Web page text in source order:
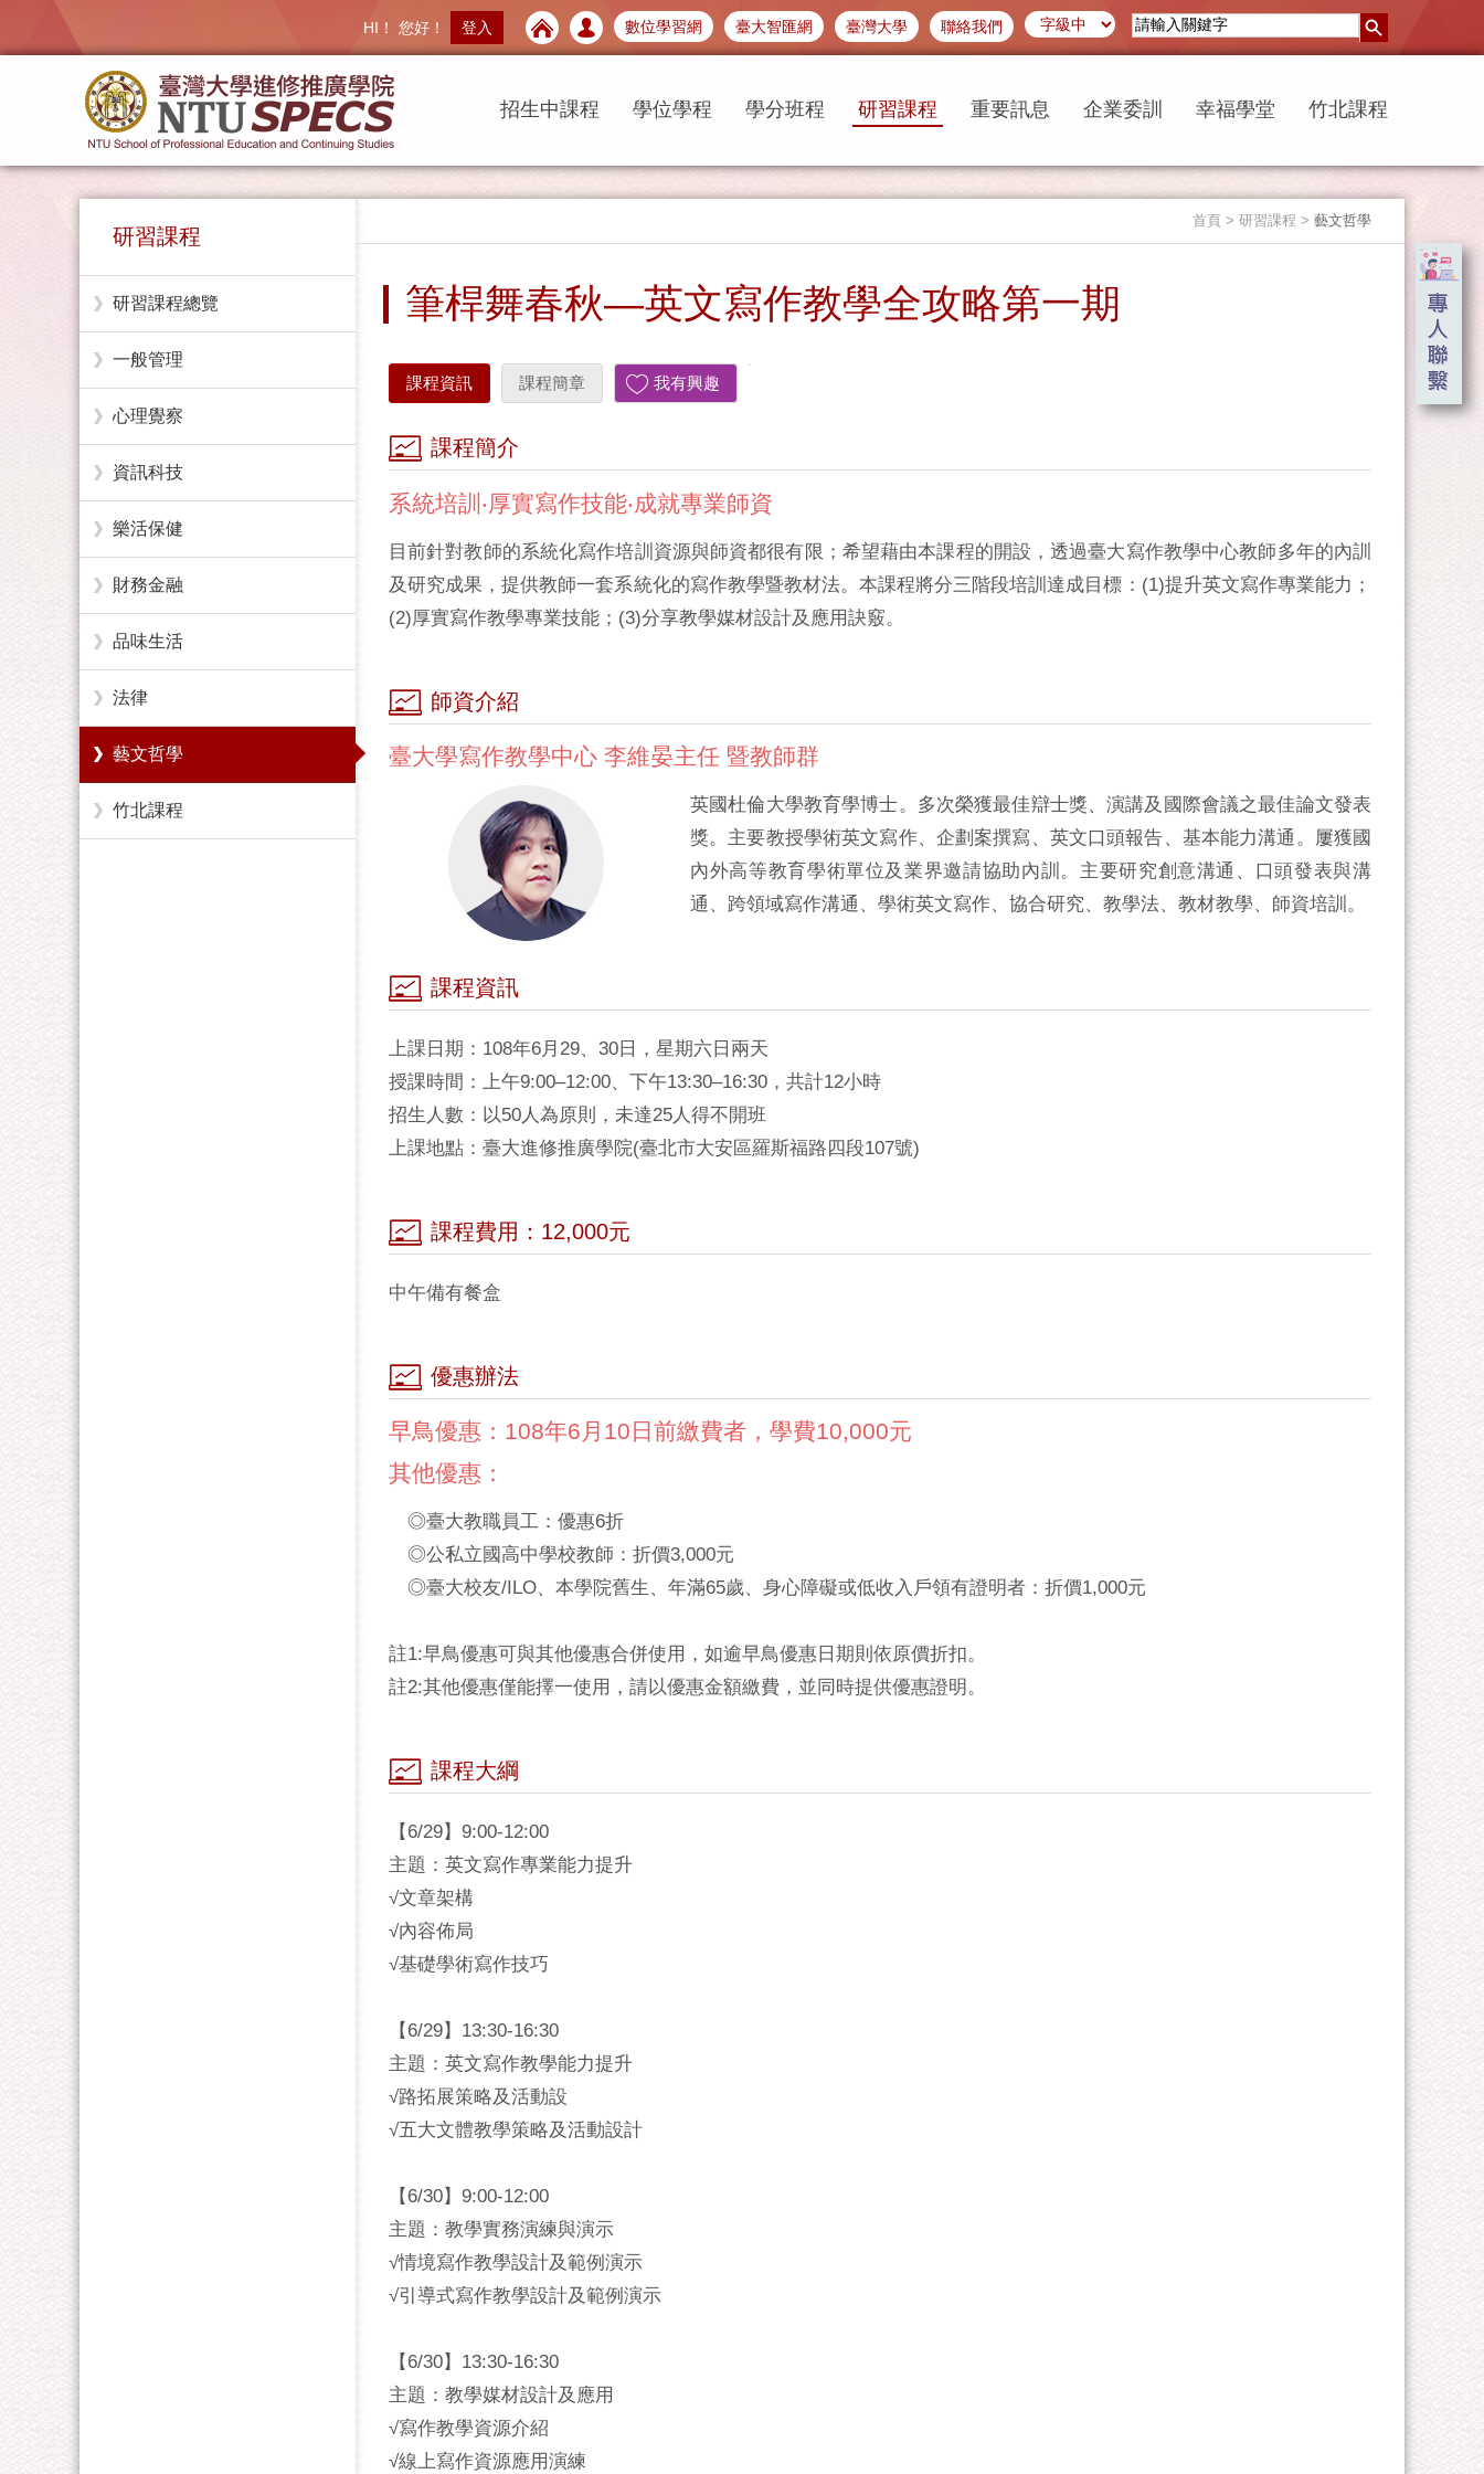
數位學習網 臺大智匯網 臺灣大學 聯絡我們
HI！ 您好！ 登入
招生中課程 學位學程 學分班程 研習課程 重要訊息 企業委訓 幸福學堂 竹北課程
研習課程
研習課程總覽
一般管理
心理覺察
資訊科技
樂活保健
財務金融
品味生活
法律
藝文哲學
竹北課程
首頁 > 研習課程 > 藝文哲學
筆桿舞春秋—英文寫作教學全攻略第一期
課程資訊 課程簡章 我有興趣
課程簡介
系統培訓‧厚實寫作技能‧成就專業師資
目前針對教師的系統化寫作培訓資源與師資都很有限；希望藉由本課程的開設，透過臺大寫作教學中心教師多年的內訓
及研究成果，提供教師一套系統化的寫作教學暨教材法。本課程將分三階段培訓達成目標：(1)提升英文寫作專業能力；
(2)厚實寫作教學專業技能；(3)分享教學媒材設計及應用訣竅。
師資介紹
臺大學寫作教學中心 李維晏主任 暨教師群
英國杜倫大學教育學博士。多次榮獲最佳辯士獎、演講及國際會議之最佳論文發表
獎。主要教授學術英文寫作、企劃案撰寫、英文口頭報告、基本能力溝通。屢獲國
內外高等教育學術單位及業界邀請協助內訓。主要研究創意溝通、口頭發表與溝
通、跨領域寫作溝通、學術英文寫作、協合研究、教學法、教材教學、師資培訓。
課程資訊
上課日期：108年6月29、30日，星期六日兩天
授課時間：上午9:00–12:00、下午13:30–16:30，共計12小時
招生人數：以50人為原則，未達25人得不開班
上課地點：臺大進修推廣學院(臺北市大安區羅斯福路四段107號)
課程費用：12,000元
中午備有餐盒
優惠辦法
早鳥優惠：108年6月10日前繳費者，學費10,000元
其他優惠：
◎臺大教職員工：優惠6折
◎公私立國高中學校教師：折價3,000元
◎臺大校友/ILO、本學院舊生、年滿65歲、身心障礙或低收入戶領有證明者：折價1,000元
註1:早鳥優惠可與其他優惠合併使用，如逾早鳥優惠日期則依原價折扣。
註2:其他優惠僅能擇一使用，請以優惠金額繳費，並同時提供優惠證明。
課程大綱
【6/29】9:00-12:00
主題：英文寫作專業能力提升
√文章架構
√內容佈局
√基礎學術寫作技巧
【6/29】13:30-16:30
主題：英文寫作教學能力提升
√路拓展策略及活動設
√五大文體教學策略及活動設計
【6/30】9:00-12:00
主題：教學實務演練與演示
√情境寫作教學設計及範例演示
√引導式寫作教學設計及範例演示
【6/30】13:30-16:30
主題：教學媒材設計及應用
√寫作教學資源介紹
√線上寫作資源應用演練